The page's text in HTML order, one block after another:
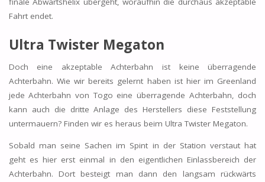
Fahrt endet.
Ultra Twister Megaton
Doch eine akzeptable Achterbahn ist keine überragende
Achterbahn. Wie wir bereits gelernt haben ist hier im Greenland
jede Achterbahn von Togo eine überragende Achterbahn, doch
kann auch die dritte Anlage des Herstellers diese Feststellung
untermauern? Finden wir es heraus beim Ultra Twister Megaton.
Sobald man seine Sachen im Spint in der Station verstaut hat
geht es hier erst einmal in den eigentlichen Einlassbereich der
Achterbahn. Dort besteigt man dann den langsam rückwärts